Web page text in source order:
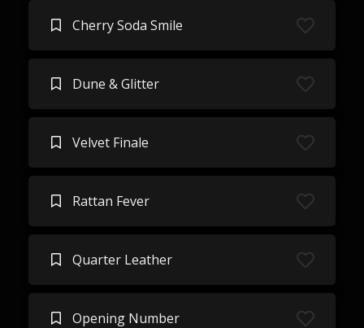
Cherry Soda Smile
Dune & Glitter
Velvet Finale
Rattan Fever
Quarter Leather
Opening Number